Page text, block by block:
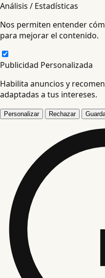
Análisis / Estadísticas
Nos permiten entender
para mejorar el contenido.
Publicidad Personalizada
Habilita anuncios y
adaptadas a tus intereses.
Personalizar Rechazar